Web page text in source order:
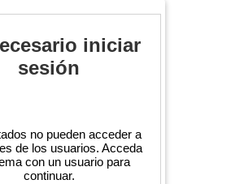
iniciar
sesión
no pueden acceder a
de los usuarios. Acceda
con un usuario para
continuar.